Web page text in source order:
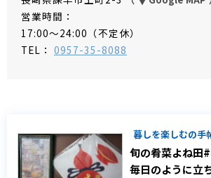
営業時間：
17:00～24:00（不定休）
TEL： 0957-35-8088
暮しを楽しむの手
旬の肴菜よね田
毎日のように立